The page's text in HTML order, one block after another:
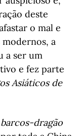
deste
o mal e
a
a ser um
e fez parte
Asiáticos de
barcos-dragão